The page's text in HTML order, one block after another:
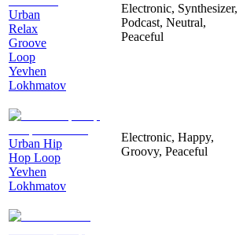
Urban
Relax
Groove
Loop
Yevhen
Lokhmatov
Electronic, Synthesizer,
Podcast, Neutral,
Peaceful
Urban Hip
Hop Loop
Yevhen
Lokhmatov
Electronic, Happy,
Groovy, Peaceful